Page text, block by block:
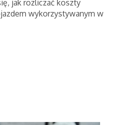
jak rozliczać koszty
wykorzystywanym w